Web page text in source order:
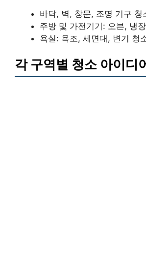
바닥, 벽, 창문, 조명 기구 청
주방 및 가전기기: 오븐, 냉
욕실: 욕조, 세면대, 변기 청
각 구역별 청소 아이디